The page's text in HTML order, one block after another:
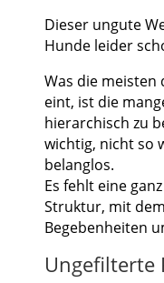
Dieser ungute
Hunde leider
Was die meisten
eint, ist die
hierarchisch zu
wichtig, nicht so
belanglos.
Es fehlt eine
Struktur, mit
Begebenheiten
Ungefilterte